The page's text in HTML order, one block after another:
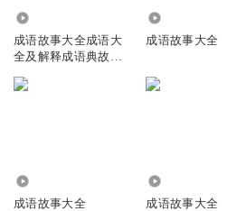
成语故事大全成语大
全及解释成语典故四
成语故事大全
成语故事大全 成语故事大全